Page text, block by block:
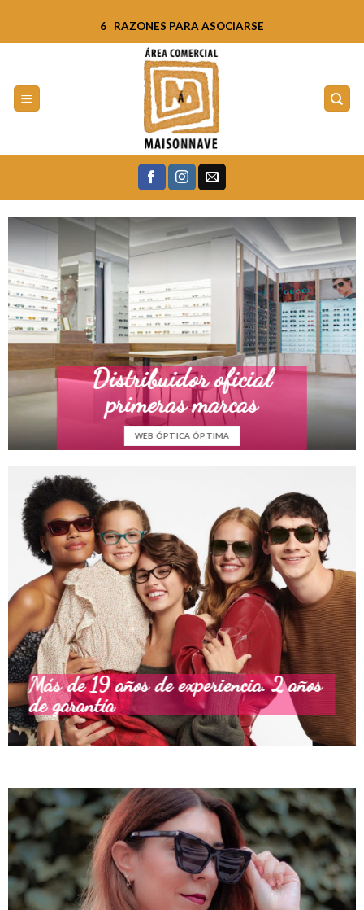
6 RAZONES PARA ASOCIARSE
Distribuidor oficial
primeras marcas
WEB ÓPTICA ÓPTIMA
Más de 19 años de experiencia. 2 años
de garantía